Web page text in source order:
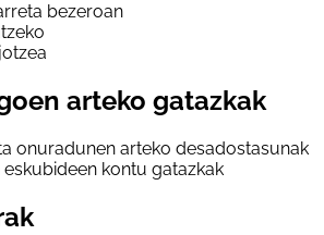
bezeroan
arteko gatazkak
onuradunen arteko desadostasunak
kontu gatazkak